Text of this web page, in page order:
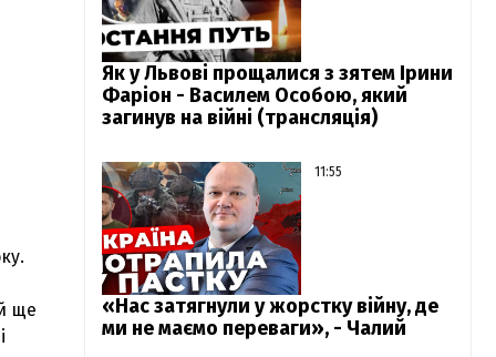
ще
Як у Львові прощалися з зятем Ірини
Фаріон - Василем Особою, який
загинув на війні (трансляція)
11:55
«Нас затягнули у жорстку війну, де
ми не маємо переваги», - Чалий